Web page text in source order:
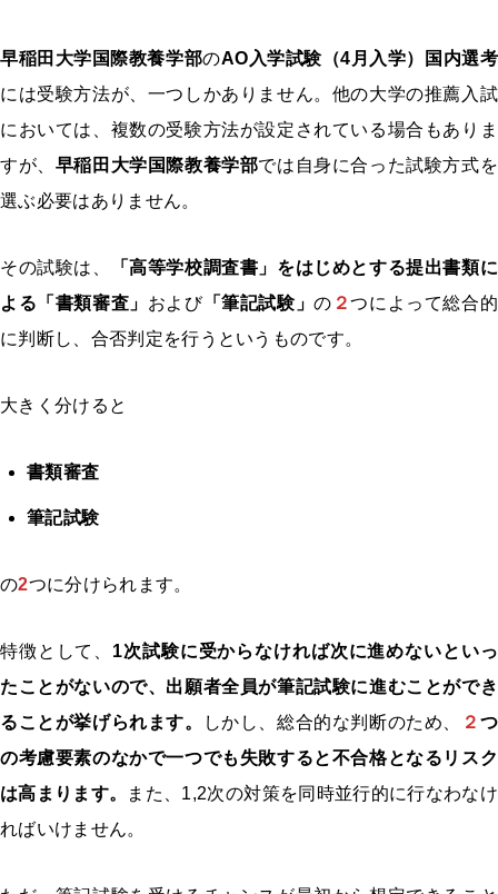
早稲田大学国際教養学部のAO入学試験（4月入学）国内選考
には受験方法が、一つしかありません。他の大学の推薦入試
においては、複数の受験方法が設定されている場合もありま
すが、 早稲田大学国際教養学部では自身に合った試験方式を
選ぶ必要はありません。
その試験は、
「高等学校調査書」をはじめとする提出書類に
よる「書類審査」 および「筆記試験」の ２つによって総合的
に判断し、合否判定を行うというものです。
大きく分けると
書類審査
筆記試験
の2つに分けられます。
特徴として、 1次試験に受からなければ次に進めないといっ
たことがないので、出願者全員が筆記試験に進むことができ
ることが挙げられます。
しかし、総合的な判断のため、 ２ つ
の考慮要素のなかで一つでも失敗すると不合格となるリスク
は高まります。
また、1,2次の対策を同時並行的に行なわなけ
ればいけません。